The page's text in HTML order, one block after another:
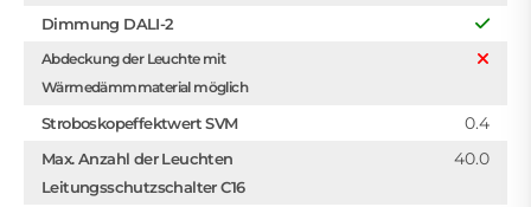
Dimmung DALI-2
Abdeckung der Leuchte mit
Wärmedämmmaterial möglich
Stroboskopeffektwert SVM 0.4
Max. Anzahl der Leuchten
Leitungsschutzschalter C16
40.0